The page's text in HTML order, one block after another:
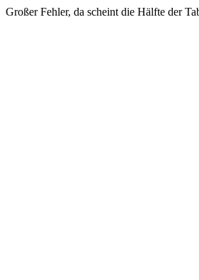
Großer Fehler, da scheint die Hälfte der